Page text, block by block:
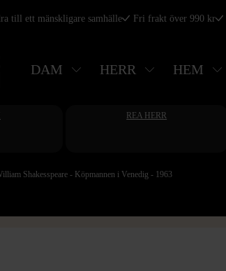
till ett mänskligare samhälle Fri frakt över 990 kr
DAM HERR HEM
REA HERR
Shakesspeare - Köpmannen i Venedig - 1963